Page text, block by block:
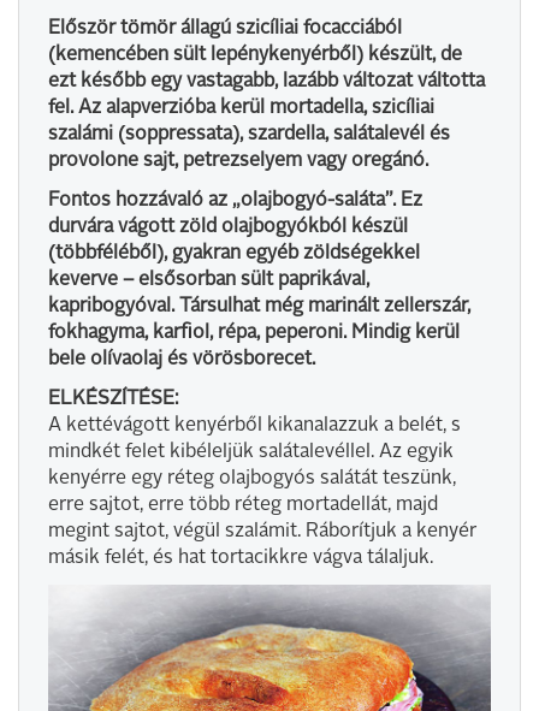
Először tömör állagú szicíliai focacciából
(kemencében sült lepénykenyérből) készült, de
ezt később egy vastagabb, lazább változat váltotta
fel. Az alapverzióba kerül mortadella, szicíliai
szalámi (soppressata), szardella, salátalevél és
provolone sajt, petrezselyem vagy oregánó.
Fontos hozzávaló az „olajbogyó-saláta”. Ez
durvára vágott zöld olajbogyókból készül
(többféléből), gyakran egyéb zöldségekkel
keverve – elsősorban sült paprikával,
kapribogyóval. Társulhat még marinált zellerszár,
fokhagyma, karfiol, répa, peperoni. Mindig kerül
bele olívaolaj és vörösborecet.
ELKÉSZÍTÉSE:
A kettévágott kenyérből kikanalazzuk a belét, s
mindkét felet kibéleljük salátalevéllel. Az egyik
kenyérre egy réteg olajbogyós salátát teszünk,
erre sajtot, erre több réteg mortadellát, majd
megint sajtot, végül szalámit. Ráborítjuk a kenyér
másik felét, és hat tortacikkre vágva tálaljuk.